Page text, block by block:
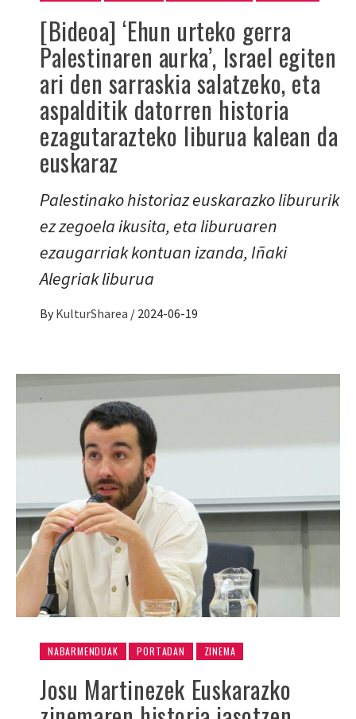
[Bideoa] ‘Ehun urteko gerra
Palestinaren aurka’, Israel egiten
ari den sarraskia salatzeko, eta
aspalditik datorren historia
ezagutarazteko liburua kalean da
euskaraz
Palestinako historiaz euskarazko libururik
ez zegoela ikusita, eta liburuaren
ezaugarriak kontuan izanda, Iñaki
Alegriak liburua
By KulturSharea / 2024-06-19
NABARMENDUAK PORTADAN ZINEMA
Josu Martinezek Euskarazko